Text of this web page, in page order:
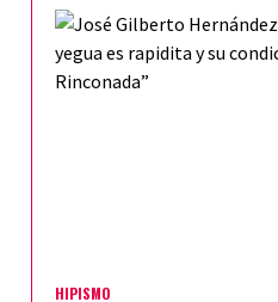
HIPISMO